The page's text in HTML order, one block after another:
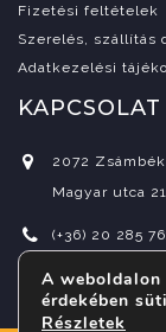
Fizetési feltételek
Szerelés, szállítás
Adatkezelési
KAPCSOLAT
2072 Zsámbék,
Magyar utca
(+36) 20 285
info@indora.hu
A
érdekében
Részletek